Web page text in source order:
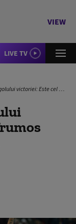
VIEW
LIVE TV
cel mai frumos moment din viaţa mea